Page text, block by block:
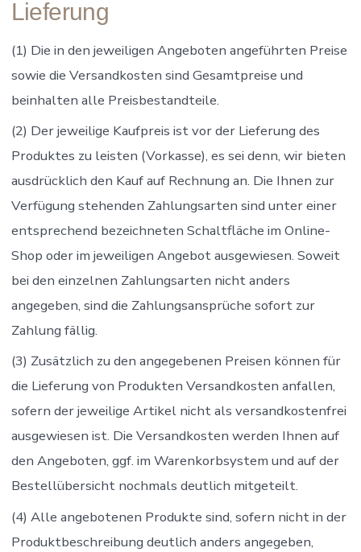
Lieferung
(1) Die in den jeweiligen Angeboten angeführten Preise
sowie die Versandkosten sind Gesamtpreise und
beinhalten alle Preisbestandteile.
(2) Der jeweilige Kaufpreis ist vor der Lieferung des
Produktes zu leisten (Vorkasse), es sei denn, wir bieten
ausdrücklich den Kauf auf Rechnung an. Die Ihnen zur
Verfügung stehenden Zahlungsarten sind unter einer
entsprechend bezeichneten Schaltfläche im Online-
Shop oder im jeweiligen Angebot ausgewiesen. Soweit
bei den einzelnen Zahlungsarten nicht anders
angegeben, sind die Zahlungsansprüche sofort zur
Zahlung fällig.
(3) Zusätzlich zu den angegebenen Preisen können für
die Lieferung von Produkten Versandkosten anfallen,
sofern der jeweilige Artikel nicht als versandkostenfrei
ausgewiesen ist. Die Versandkosten werden Ihnen auf
den Angeboten, ggf. im Warenkorbsystem und auf der
Bestellübersicht nochmals deutlich mitgeteilt.
(4) Alle angebotenen Produkte sind, sofern nicht in der
Produktbeschreibung deutlich anders angegeben,